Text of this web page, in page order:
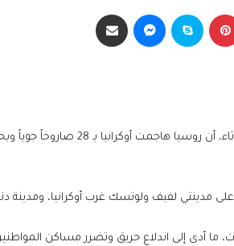
بينتيريست سكايب ماسنجر
لفيف ولوتسك غرب أوكرانيا، ومدينة دنيبرو شرق
ما أدى إلى اندلاع حريق وتضرر مساكن